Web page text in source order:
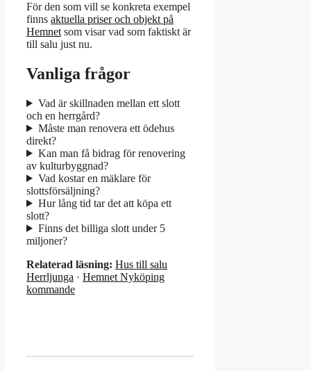
För den som vill se konkreta exempel
finns aktuella priser och objekt på
Hemnet som visar vad som faktiskt är
till salu just nu.
Vanliga frågor
Vad är skillnaden mellan ett slott
och en herrgård?
Måste man renovera ett ödehus
direkt?
Kan man få bidrag för renovering
av kulturbyggnad?
Vad kostar en mäklare för
slottsförsäljning?
Hur lång tid tar det att köpa ett
slott?
Finns det billiga slott under 5
miljoner?
Relaterad läsning: Hus till salu
Herrljunga · Hemnet Nyköping
kommande